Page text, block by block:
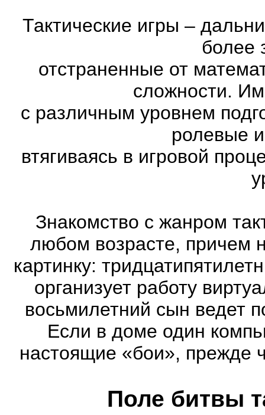
Тактические игры –
более
отстраненные от
сложности.
с различным уровнем
ролевые
втягиваясь в игровой
Знакомство с жанром
любом возрасте, причем
картинку:
организует работу
восьмилетний сын ведет
Если в доме один
настоящие «бои», прежде
Поле битвы